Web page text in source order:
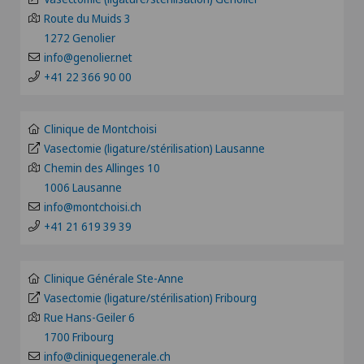
Alter G
Andrologie
Angiographie
Angiologie
Appareillage médical personnalisé
Arthroscopie de l'épaule
Arthroscopie genou
Clinique Générale Ste-Anne
Clinique Générale-Beaulieu
Clinique Valmont
Hôpital de La Providence
Hôpital de Saint-Imier
Patients internationaux
BS
FR
GE
TI
VS
VD
NE
Route du Muids 3
1272 Genolier
info@genolier.net
+41 22 366 90 00
Clinique de Montchoisi
Vasectomie (ligature/stérilisation) Lausanne
Chemin des Allinges 10
1006 Lausanne
info@montchoisi.ch
+41 21 619 39 39
Clinique Générale Ste-Anne
Vasectomie (ligature/stérilisation) Fribourg
Rue Hans-Geiler 6
1700 Fribourg
info@cliniquegenerale.ch